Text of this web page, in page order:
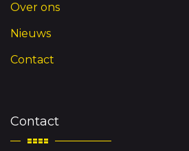
Over ons
Nieuws
Contact
Contact